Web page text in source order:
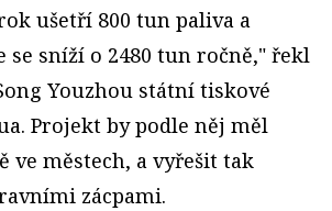
ušetří 800 tun paliva a
se sníží o 2480 tun ročně," řekl
Youzhou státní tiskové
Projekt by podle něj měl
ve městech, a vyřešit tak
zácpami.